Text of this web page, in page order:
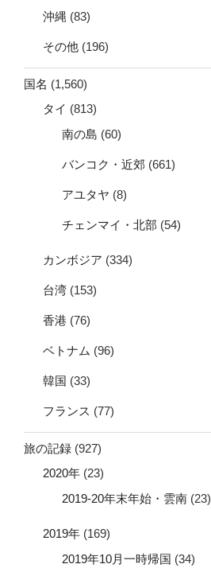
沖縄 (83)
その他 (196)
国名 (1,560)
タイ (813)
南の島 (60)
バンコク・近郊 (661)
アユタヤ (8)
チェンマイ・北部 (54)
カンボジア (334)
台湾 (153)
香港 (76)
ベトナム (96)
韓国 (33)
フランス (77)
旅の記録 (927)
2020年 (23)
2019-20年末年始・雲南 (23)
2019年 (169)
2019年10月一時帰国 (34)